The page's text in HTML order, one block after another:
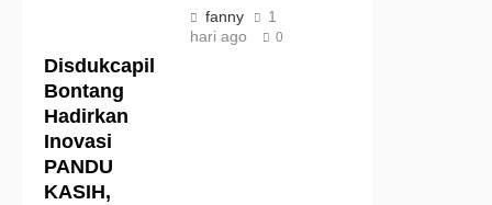
fanny
1
hari ago
0
Disdukcapil
Bontang
Hadirkan
Inovasi
PANDU
KASIH,